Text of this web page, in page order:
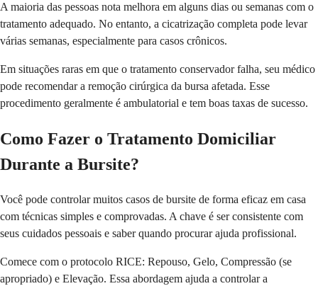
A maioria das pessoas nota melhora em alguns dias ou semanas com o
tratamento adequado. No entanto, a cicatrização completa pode levar
várias semanas, especialmente para casos crônicos.
Em situações raras em que o tratamento conservador falha, seu médico
pode recomendar a remoção cirúrgica da bursa afetada. Esse
procedimento geralmente é ambulatorial e tem boas taxas de sucesso.
Como Fazer o Tratamento Domiciliar
Durante a Bursite?
Você pode controlar muitos casos de bursite de forma eficaz em casa
com técnicas simples e comprovadas. A chave é ser consistente com
seus cuidados pessoais e saber quando procurar ajuda profissional.
Comece com o protocolo RICE: Repouso, Gelo, Compressão (se
apropriado) e Elevação. Essa abordagem ajuda a controlar a